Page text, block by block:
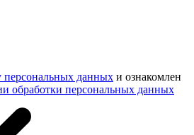
персональных данных и ознакомлен
обработки персональных данных